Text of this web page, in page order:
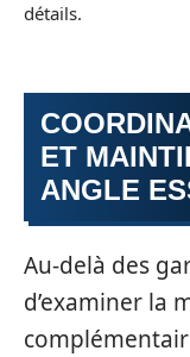
détails.
ET
ANGLE
Au-delà des
d’examiner la